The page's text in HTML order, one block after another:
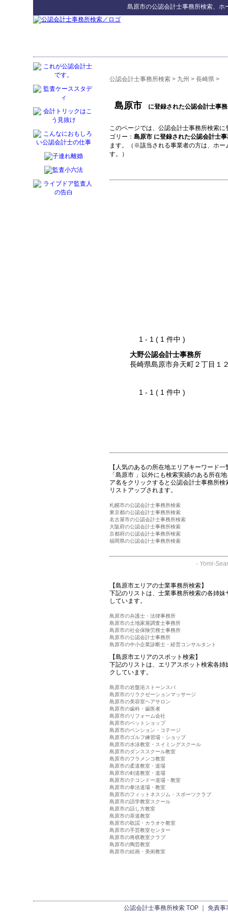
島原市の公認会計士事務所検索、ホ
公認会計士事務所検索 > 九州 > 長崎県 >
島原市 に登録された公認会計士事
このページでは、公認会計士事務所検索
ゴリー： 島原市 に登録された公認会計士
ます。（※該当される事業者の方は、ホ
す。）
1 - 1 ( 1 件中 )
大野公認会計士事務所
長崎県島原市弁天町２丁目１
1 - 1 ( 1 件中 )
【人気のあるの所在地エリアキーワード一
「島原市 」以外にも検索実績のある所在
ア名をクリックすると公認会計士事務所
リストアップされます。
札幌市の公認会計士事務所検索
東京都の公認会計士事務所検索
名古屋市の公認会計士事務所検索
大阪府の公認会計士事務所検索
京都府の公認会計士事務所検索
福岡県の公認会計士事務所検索
- Yomi-
【島原市エリアの士業事務所検索】
下記のリストは、士業事務所検索の各姉
しています。
島原市の弁護士・法律事務所
島原市の土地家屋調査士事務所
島原市の社会保険労務士事務所
島原市の公認会計士事務所
島原市の中小企業診断士・経営コンサルタント
【島原市エリアのスポット検索】
下記のリストは、エリアスポット検索各
クしています。
島原市の岩盤浴ストーンスパ
島原市のリラクゼーションマッサージ
島原市の美容室ヘアサロン
島原市の歯科・歯医者
島原市のリフォーム会社
島原市のペットショップ
島原市のペンション・コテージ
島原市のゴルフ練習場・ショップ
島原市の水泳教室・スイミングスクール
島原市のダンススクール教室
島原市のフラメンコ教室
島原市の柔道教室・道場
島原市の剣道教室・道場
島原市のテコンドー道場・教室
島原市の拳法道場・教室
島原市のフィットネスジム・スポーツクラブ
島原市の語学教室スクール
島原市の話し方教室
島原市の茶道教室
島原市の歌謡・カラオケ教室
島原市の手芸教室センター
島原市の将棋教室クラブ
島原市の陶芸教室
島原市の絵画・美術教室
公認会計士事務所検索TOP ｜ 免責事